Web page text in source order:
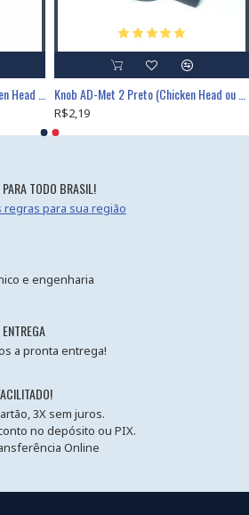
R$2,19
PARA TODO BRASIL!
regras para sua região
e engenharia
a pronta entrega!
3X sem juros.
no depósito ou PIX.
Online